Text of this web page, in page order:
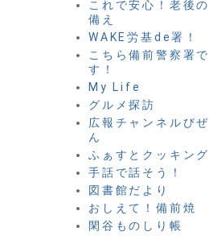
これで安心！老後の
備え
WAKE労基de署！
こちら備前警察署で
す！
My Life
グルメ探訪
広報チャンネルびぜ
ん
ふぁすとクッキング
手話で話そう！
図書館だより
おしえて！備前焼
閑谷ものしり帳